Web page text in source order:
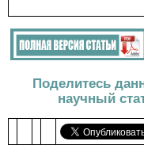
Поделитесь
научный